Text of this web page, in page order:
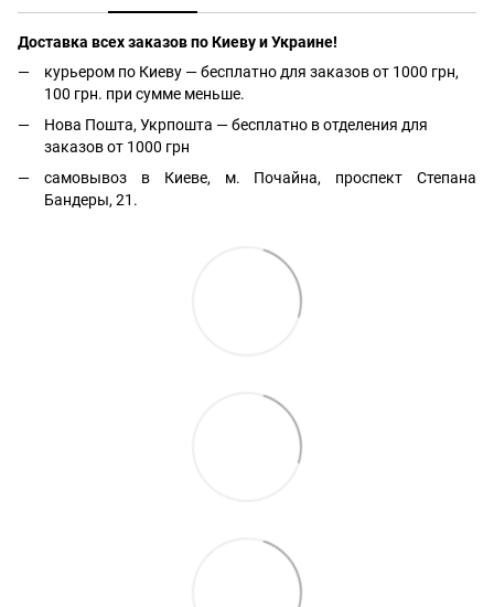
Доставка всех заказов по Киеву и Украине!
курьером по Киеву — бесплатно для заказов от 1000 грн,
100 грн. при сумме меньше.
Нова Пошта, Укрпошта — бесплатно в отделения для
заказов от 1000 грн
самовывоз в Киеве, м. Почайна, проспект Степана
Бандеры, 21.